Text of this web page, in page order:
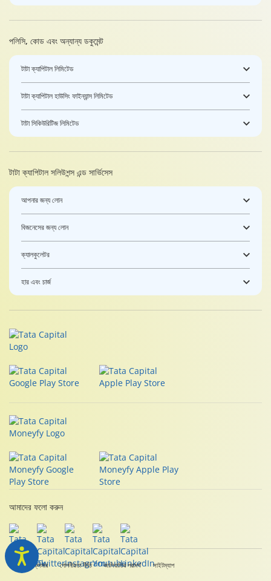
পলিসি, কোড এবং অন্যান্য ডকুমেন্ট
টাটা ক্যাপিটাল লিমিটেড
টাটা ক্যাপিটাল হাউসিং ফাইন্যান্স লিমিটেড
টাটা সিকিউরিটিজ লিমিটেড
টাটা ক্যাপিটাল সলিউশন্স এন্ড সার্ভিসেস
আপনার জন্য লোন
বিজনেসের জন্য লোন
ক্যালকুলেটর
হার এবং চার্জ
আমাদের ফলো করুন
লিগাল ডিসক্লেমার গোপনীয়তা নীতি জালিয়াতির পরামর্শ সাইটম্যাপ